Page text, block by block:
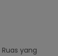
Ruas yang